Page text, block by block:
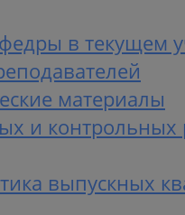
в текущем
материалы
и контрольных
выпускных